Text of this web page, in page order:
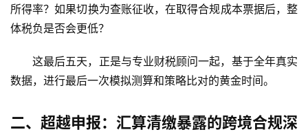
所得率？如果切换为查账征收，在取得合规成本票据后，整
体税负是否会更低？
这最后五天，正是与专业财税顾问一起，基于全年真实
数据，进行最后一次模拟测算和策略比对的黄金时间。
二、超越申报：汇算清缴暴露的跨境合规深